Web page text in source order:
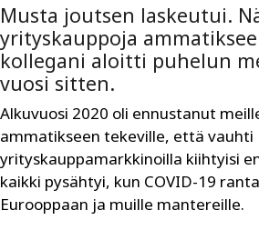
Musta joutsen laskeutui.
yrityskauppoja
kollegani aloitti puhelun
vuosi sitten.
Alkuvuosi 2020 oli ennustanut
ammatikseen tekeville, että vauhti
yrityskauppamarkkinoilla kiihtyisi
kaikki pysähtyi, kun COVID-19
Eurooppaan ja muille mantereille.